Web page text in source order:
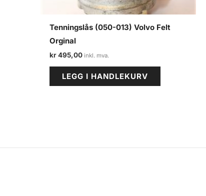
Tenningslås (050-013) Volvo Felt
Orginal
kr495,00
LEGG I HANDLEKURV